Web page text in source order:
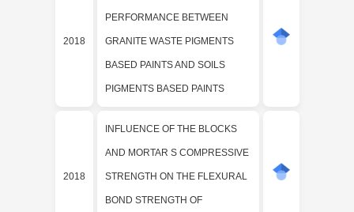
2018
PERFORMANCE BETWEEN
GRANITE WASTE PIGMENTS
BASED PAINTS AND SOILS
PIGMENTS BASED PAINTS
2018
INFLUENCE OF THE BLOCKS
AND MORTAR S COMPRESSIVE
STRENGTH ON THE FLEXURAL
BOND STRENGTH OF